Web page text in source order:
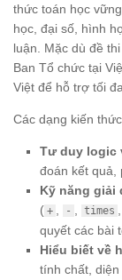
thức toán học
học, đại số, hình
luận. Mặc dù đề
Ban Tổ chức tại
Việt để hỗ trợ tối
Các dạng kiến
Tư duy logic
đoán kết quả,
Kỹ năng giải
( + - times
quyết các bài
Hiểu biết về
tính chất, diện